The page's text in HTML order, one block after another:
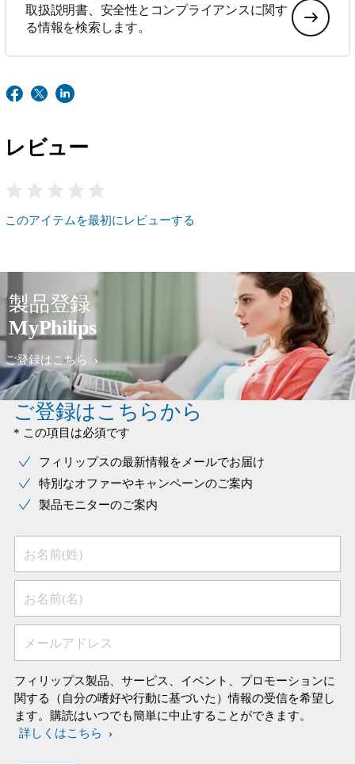
取扱説明書、安全性とコンプライアンスに関す
る情報を検索します。
レビュー
このアイテムを最初にレビューする
製品登録
MyPhilips
ご登録はこちら
ご登録はこちらから
* この項目は必須です
フィリップスの最新情報をメールでお届け
特別なオファーやキャンペーンのご案内
製品モニターのご案内
お名前(姓)
お名前(名)
メールアドレス
フィリップス製品、サービス、イベント、プロモーションに
関する（自分の嗜好や行動に基づいた）情報の受信を希望し
ます。購読はいつでも簡単に中止することができます。
詳しくはこちら